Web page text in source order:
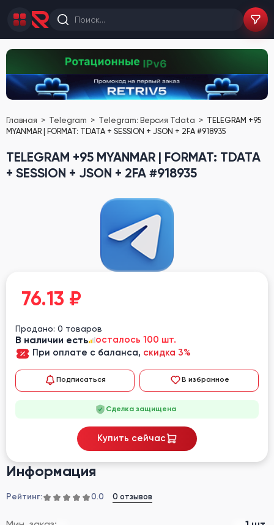
Главная Telegram Telegram: Версия Tdata
TELEGRAM +95
MYANMAR | FORMAT: TDATA + SESSION + JSON + 2FA #918935
TELEGRAM +95 MYANMAR | FORMAT: TDATA
+ SESSION + JSON + 2FA #918935
Информация
Рейтинг: 0.0 0 отзывов
76.13 ₽
Продано: 0 товаров
В наличии есть
осталось 100 шт.
При оплате с баланса, скидка 3%
Подписаться В избранное
Сделка защищена
Купить сейчас